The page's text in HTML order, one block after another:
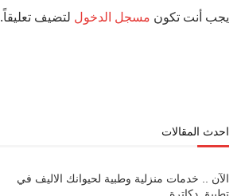
يجب أنت تكون مسجل الدخول لتضيف تعليقاً.
احدث المقالات
الآن .. خدمات منزلية وطبية لحيوانك الاليف في
تطبيق دكاترة